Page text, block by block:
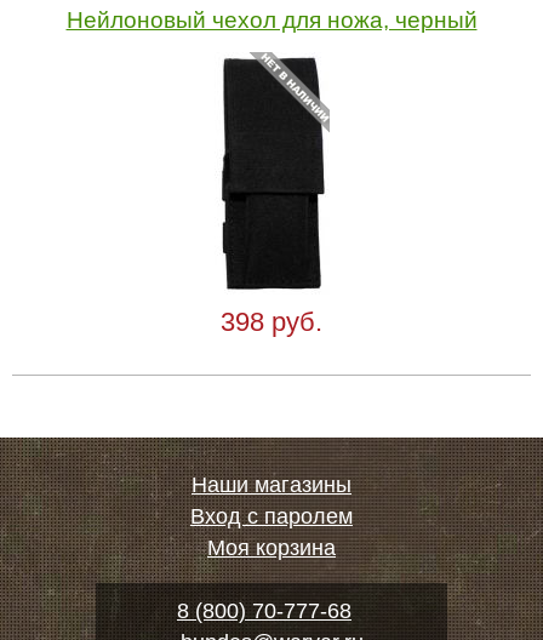
Нейлоновый чехол для ножа, черный
398 руб.
Наши магазины
Вход с паролем
Моя корзина
8 (800) 70-777-68